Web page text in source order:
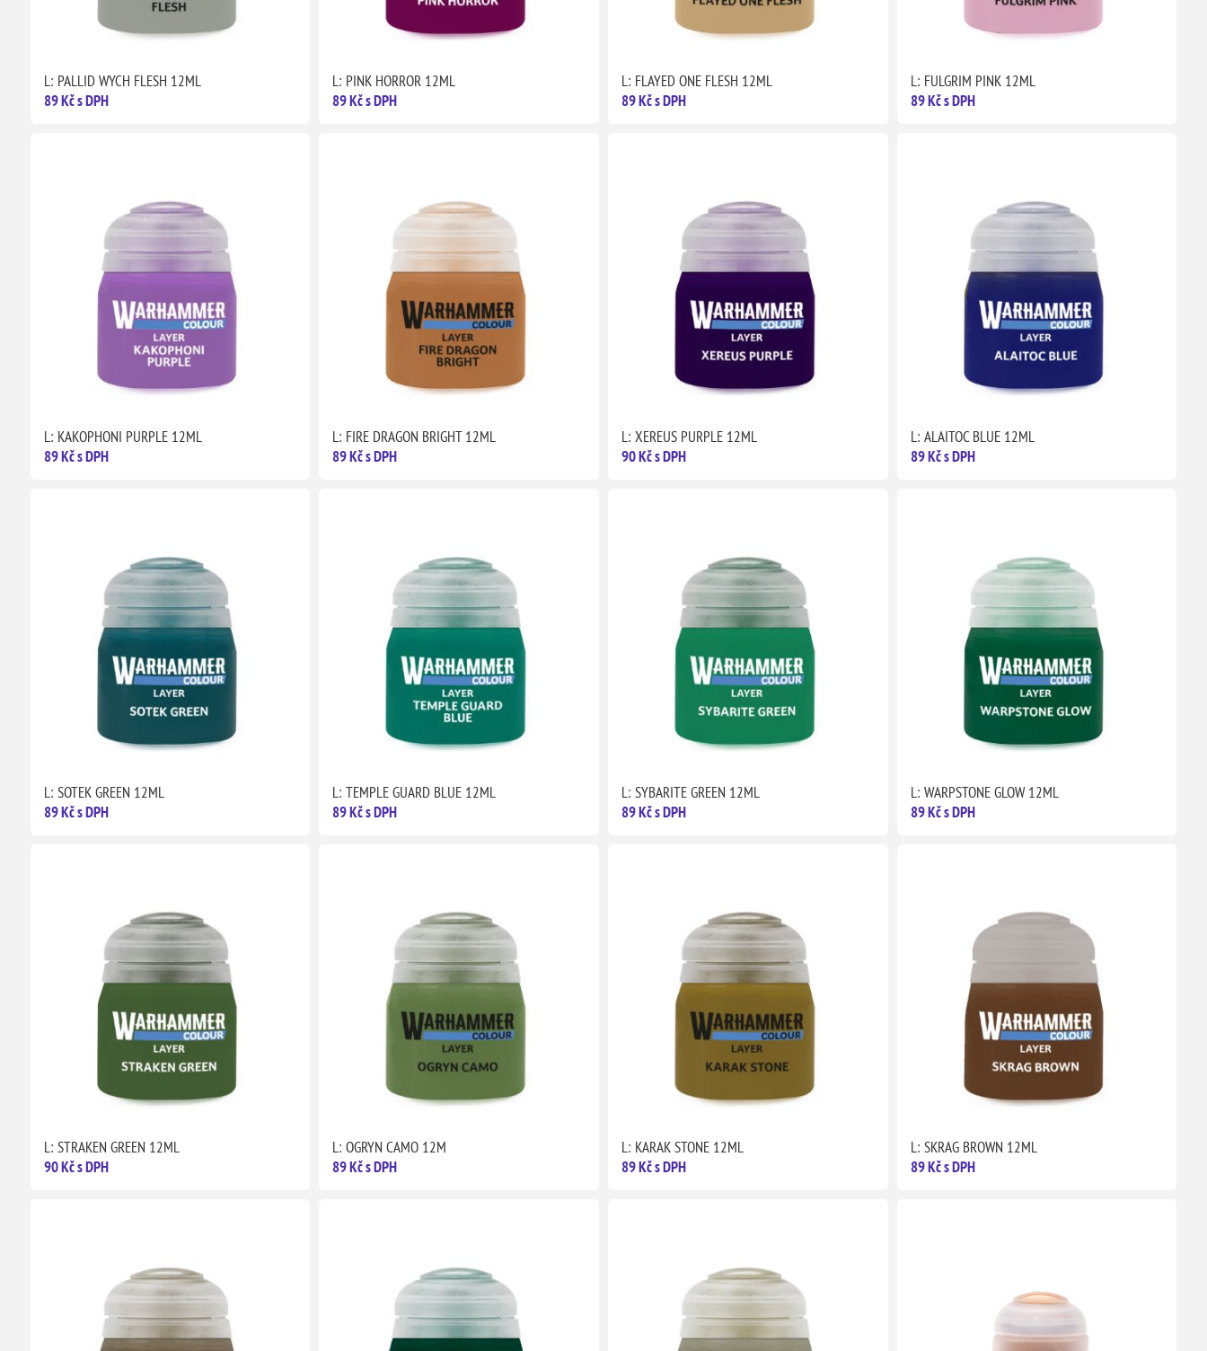
L: PALLID WYCH FLESH 12ML
89 Kč s DPH
L: PINK HORROR 12ML
89 Kč s DPH
L: FLAYED ONE FLESH 12ML
89 Kč s DPH
L: FULGRIM PINK 12ML
89 Kč s DPH
L: KAKOPHONI PURPLE 12ML
89 Kč s DPH
L: FIRE DRAGON BRIGHT 12ML
89 Kč s DPH
L: XEREUS PURPLE 12ML
90 Kč s DPH
L: ALAITOC BLUE 12ML
89 Kč s DPH
L: SOTEK GREEN 12ML
89 Kč s DPH
L: TEMPLE GUARD BLUE 12ML
89 Kč s DPH
L: SYBARITE GREEN 12ML
89 Kč s DPH
L: WARPSTONE GLOW 12ML
89 Kč s DPH
L: STRAKEN GREEN 12ML
90 Kč s DPH
L: OGRYN CAMO 12M
89 Kč s DPH
L: KARAK STONE 12ML
89 Kč s DPH
L: SKRAG BROWN 12ML
89 Kč s DPH